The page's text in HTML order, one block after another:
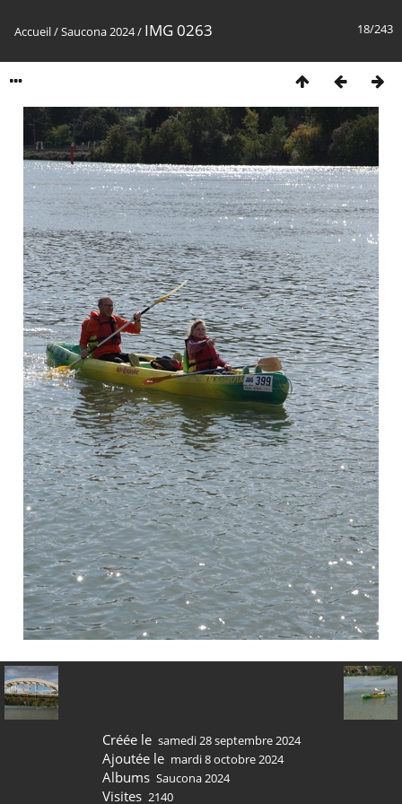
18/243
Accueil/Saucona 2024/ IMG 0263
Créée le samedi 28 septembre 2024
Ajoutée le mardi 8 octobre 2024
Albums Saucona 2024
Visites 2140